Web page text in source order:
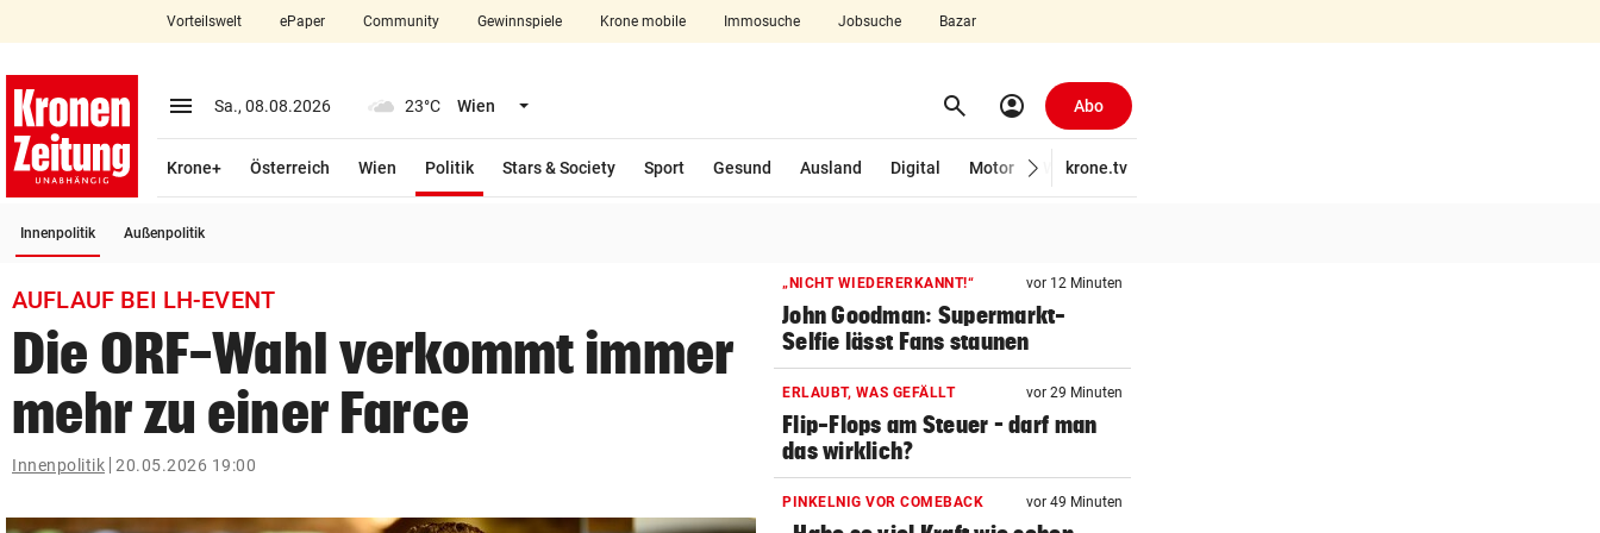
closeSchließen
account_circle Anmelden
arrow_right
pin_drop
Wien
bookmark
search
Suchbegriff
eingeben
Vorteilswelt ePaper Community Gewinnspiele Krone mobile Immosuche Jobsuche Bazar
menu Menü aufklappen
Sa., 08.08.2026 23°C Wien Menü aufklappen search Suchen
account_circle Abo
Krone+ Österreich Wien Politik
Stars & Society
Sport Gesund Ausland Digital Motor Wirtschaft
krone.tv
Innenpolitik Außenpolitik
AUFLAUF BEI LH-EVENT
Die ORF-Wahl verkommt immer
mehr zu einer Farce
Innenpolitik 20.05.2026 19:00
„NICHT WIEDERERKANNT!“ vor 12 Minuten
John Goodman: Supermarkt-
Selfie lässt Fans staunen
ERLAUBT, WAS GEFÄLLT vor 29 Minuten
Flip-Flops am Steuer – darf man
das wirklich?
PINKELNIG VOR COMEBACK vor 49 Minuten